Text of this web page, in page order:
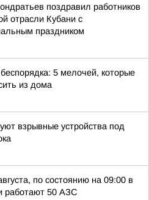
поздравил работников
отрасли Кубани с
праздником
5 мелочей, которые
из дома
взрывные устройства под
по состоянию на 09:00 в
работают 50 АЗС